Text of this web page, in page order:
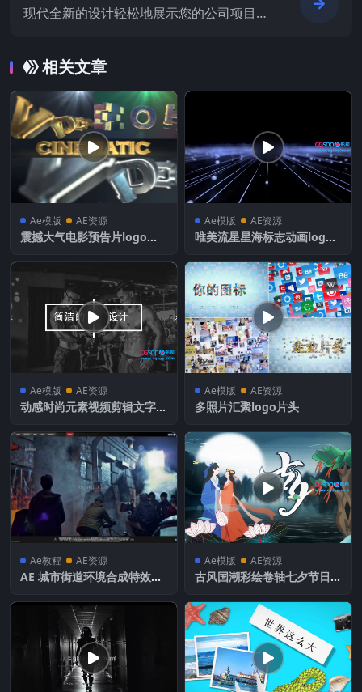
现代全新的设计轻松地展示您的公司项目服
相关文章
Ae模版 AE资源
震撼大气电影预告片logo徽
Ae模版 AE资源
唯美流星星海标志动画logo
Ae模版 AE资源
动感时尚元素视频剪辑文字动
Ae模版 AE资源
多照片汇聚logo片头
Ae教程 AE资源
AE 城市街道环境合成特效视
Ae模版 AE资源
古风国潮彩绘卷轴七夕节日宣